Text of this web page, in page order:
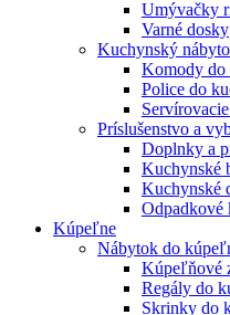
Umývačky
Varné dosky
Kuchynský
Komody do
Police do
Príslušenstvo a
Doplnky a
Kuchynské
Kuchynské
Odpadkové
Kúpeľne
Nábytok do
Kúpeľňové
Regály do
Skrinky do